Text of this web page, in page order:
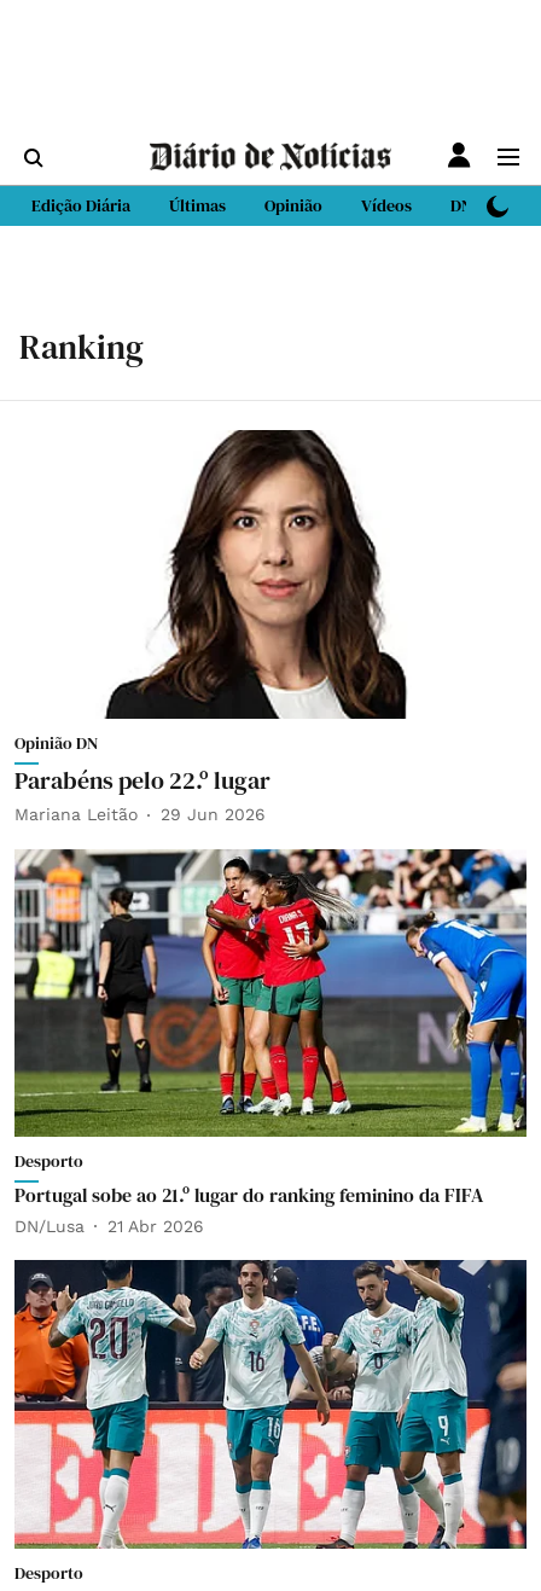
Edição Diária Últimas Opinião Vídeos DN Sport
Ranking
Opinião DN
Parabéns pelo 22.º lugar
Mariana Leitão 29 Jun 2026
Desporto
Portugal sobe ao 21.º lugar do ranking feminino da FIFA
DN/Lusa 21 Abr 2026
Desporto